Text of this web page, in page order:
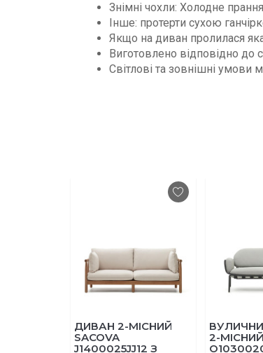
Знімні чохли: Холодне
Iнше: протерти сухою
Якщо на диван пролилася
Виготовлено відповідно до
Світлові та зовнішні умови
ДИВАН 2-МІСНИЙ
SACOVA
J1400025JJ12 З
ВУЛИЧНИЙ
2-МІСНИЙ